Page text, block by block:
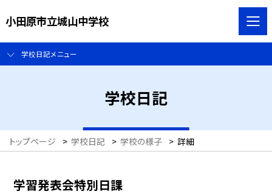
小田原市立城山中学校
学校日記メニュー
学校日記
トップページ > 学校日記 > 学校の様子 > 詳細
学習発表会特別日課